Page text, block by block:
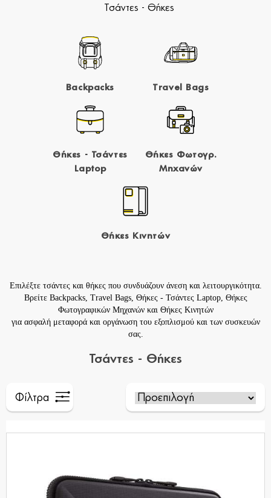
Τσάντες - Θήκες
Backpacks Travel Bags
Θήκες - Τσάντες
Laptop
Θήκες Φωτογρ.
Μηχανών
Θήκες Κινητών
Επιλέξτε τσάντες και θήκες που συνδυάζουν άνεση και λειτουργικότητα.
Βρείτε Backpacks, Travel Bags, Θήκες - Τσάντες Laptop, Θήκες
Φωτογραφικών Μηχανώνκαι Θήκες Κινητών
για ασφαλή μεταφορά και οργάνωση του εξοπλισμού και των συσκευών
σας.
Τσάντες - Θήκες
Φίλτρα